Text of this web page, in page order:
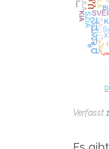
Verfasst